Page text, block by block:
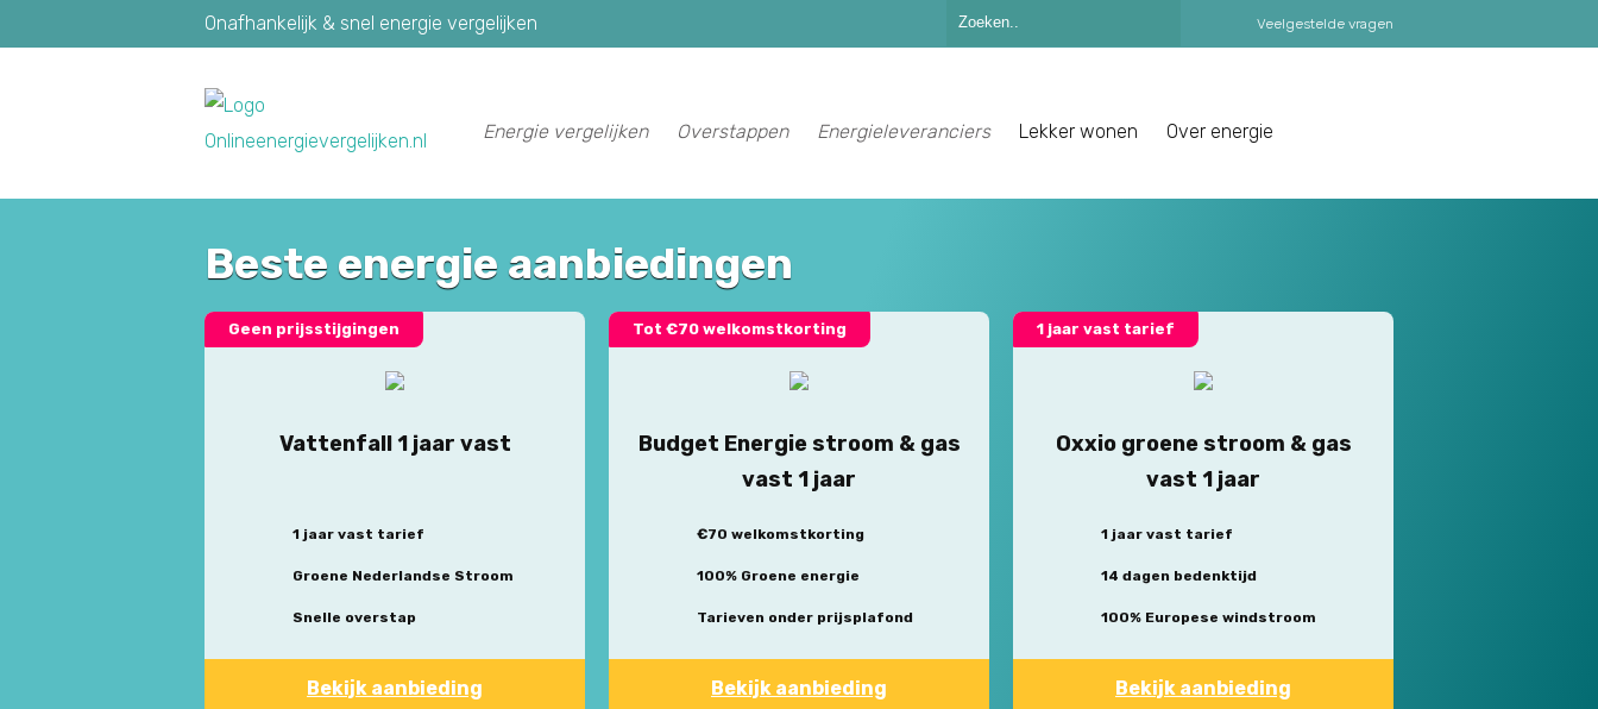
Onafhankelijk & snel energie vergelijken Veelgestelde vragen
Energie vergelijken Overstappen Energieleveranciers Lekker wonen Over energie
Beste energie aanbiedingen
Geen prijsstijgingen
Vattenfall 1 jaar vast
1 jaar vast tarief
Groene Nederlandse Stroom
Snelle overstap
Bekijk aanbieding
Tot €70 welkomstkorting
Budget Energie stroom & gas
vast 1 jaar
€70 welkomstkorting
100% Groene energie
Tarieven onder prijsplafond
Bekijk aanbieding
1 jaar vast tarief
Oxxio groene stroom & gas
vast 1 jaar
1 jaar vast tarief
14 dagen bedenktijd
100% Europese windstroom
Bekijk aanbieding